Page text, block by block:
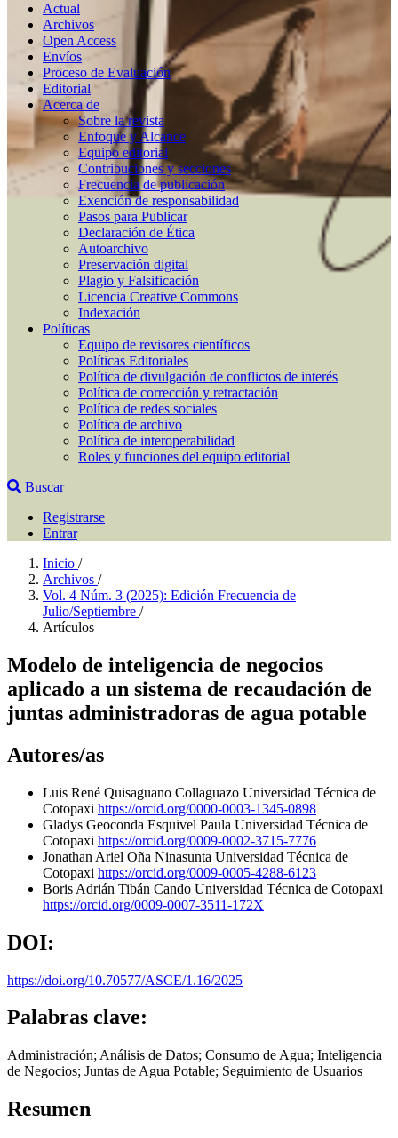
Actual
Archivos
Open Access
Envíos
Proceso de Evaluación
Editorial
Acerca de
Sobre la revista
Enfoque y Alcance
Equipo editorial
Contribuciones y secciones
Frecuencia de publicación
Exención de responsabilidad
Pasos para Publicar
Declaración de Ética
Autoarchivo
Preservación digital
Plagio y Falsificación
Licencia Creative Commons
Indexación
Políticas
Equipo de revisores científicos
Políticas Editoriales
Política de divulgación de conflictos de interés
Política de corrección y retractación
Política de redes sociales
Política de archivo
Política de interoperabilidad
Roles y funciones del equipo editorial
Buscar
Registrarse
Entrar
Inicio /
Archivos /
Vol. 4 Núm. 3 (2025): Edición Frecuencia de
Julio/Septiembre /
Artículos
Modelo de inteligencia de negocios
aplicado a un sistema de recaudación de
juntas administradoras de agua potable
Autores/as
Luis René Quisaguano Collaguazo Universidad Técnica de
Cotopaxi https://orcid.org/0000-0003-1345-0898
Gladys Geoconda Esquivel Paula Universidad Técnica de
Cotopaxi https://orcid.org/0009-0002-3715-7776
Jonathan Ariel Oña Ninasunta Universidad Técnica de
Cotopaxi https://orcid.org/0009-0005-4288-6123
Boris Adrián Tibán Cando Universidad Técnica de Cotopaxi
https://orcid.org/0009-0007-3511-172X
DOI:
https://doi.org/10.70577/ASCE/1.16/2025
Palabras clave:
Administración; Análisis de Datos; Consumo de Agua; Inteligencia
de Negocios; Juntas de Agua Potable; Seguimiento de Usuarios
Resumen